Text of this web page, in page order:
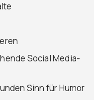
Social Media-
Sinn für Humor